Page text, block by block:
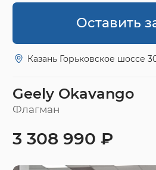
Оставить
Казань Горьковское шоссе
Geely Okavango
Флагман
3 308 990 ₽